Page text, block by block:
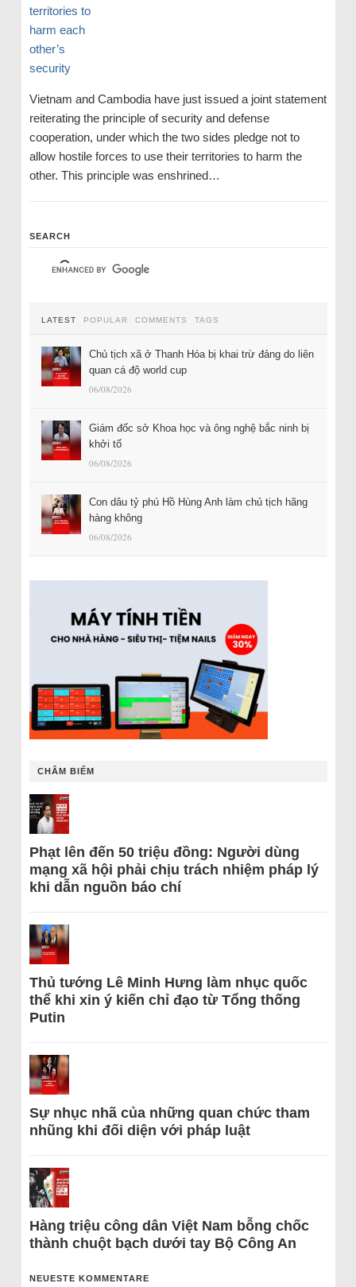
Vietnam and Cambodia have just issued a joint statement
reiterating the principle of security and defense
cooperation, under which the two sides pledge not to
allow hostile forces to use their territories to harm the
other. This principle was enshrined…
SEARCH
LATEST POPULAR COMMENTS TAGS
Chủ tịch xã ở Thanh Hóa bị khai trừ đảng do liên
quan cá độ world cup
06/08/2026
Giám đốc sở Khoa học và ông nghệ bắc ninh bị
khởi tố
06/08/2026
Con dâu tỷ phú Hồ Hùng Anh làm chủ tịch hãng
hàng không
06/08/2026
CHÂM BIẾM
Phạt lên đến 50 triệu đồng: Người dùng
mạng xã hội phải chịu trách nhiệm pháp lý
khi dẫn nguồn báo chí
Thủ tướng Lê Minh Hưng làm nhục quốc
thể khi xin ý kiến chỉ đạo từ Tổng thống
Putin
Sự nhục nhã của những quan chức tham
nhũng khi đối diện với pháp luật
Hàng triệu công dân Việt Nam bỗng chốc
thành chuột bạch dưới tay Bộ Công An
NEUESTE KOMMENTARE